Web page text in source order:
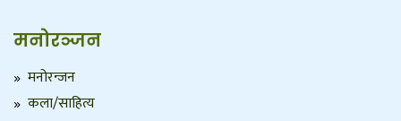
मनोरञ्जन
मनोरन्जन
कला/साहित्य